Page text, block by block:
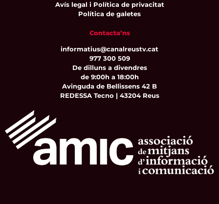
Avís legal i Política de privacitat
Política de galetes
Contacta’ns
informatius@canalreustv.cat
977 300 509
De dilluns a divendres
de 9:00h a 18:00h
Avinguda de Bellissens 42 B
REDESSA Tecno | 43204 Reus